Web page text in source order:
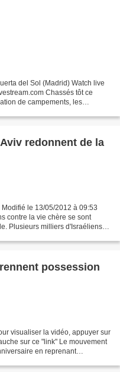
del Sol (Madrid) Watch live
Chassés tôt ce
de campements, les
redonnent de la
le 13/05/2012 à 09:53
contre la vie chère se sont
Plusieurs milliers d'Israéliens
possession
visualiser la vidéo, appuyer sur
sur ce "link" Le mouvement
en reprenant